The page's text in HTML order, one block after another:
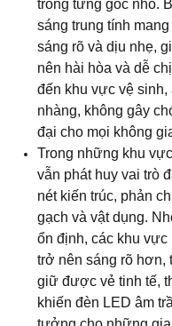
ổn định, các khu
trở nên sáng rõ
giữ được vẻ tinh tế,
khiến đèn LED âm
tưởng cho những
đồng nhất ánh sáng
Khi được lắp đặt ở
tính giúp không
mà không làm mất
biệt, ánh sáng này
gương, giúp bạn bắt
gian sáng dịu và
lan tỏa tự nhiên,
nên sống động và
nhìn, mà còn để